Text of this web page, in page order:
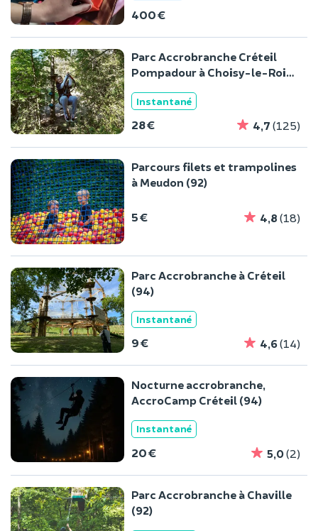
400 €
Parc Accrobranche Créteil
Pompadour à Choisy-le-Roi
Instantané
28 € 4,7 (125)
Parcours filets et trampolines
à Meudon (92)
5 € 4,8 (18)
Parc Accrobranche à Créteil
(94)
Instantané
9 € 4,6(14)
Nocturne accrobranche,
AccroCamp Créteil (94)
Instantané
20 € 5,0(2)
Parc Accrobranche à Chaville
(92)